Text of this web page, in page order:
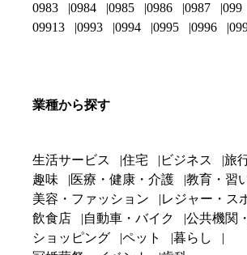
0983
0984 0985 0986 0987 099
09913
0993 0994 0995 0996
業種から探す
生活サービス 住宅 ビジネス
旅
趣味
医療・健康・介護
教育・習
美容・ファッション
レジャー・ス
飲食店
自動車・バイク
公共機関
ショッピング
ペット
暮らし